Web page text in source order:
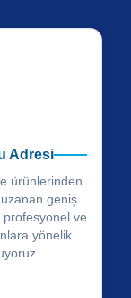
Adresi
ürünlerinden
geniş
profesyonel ve
yönelik